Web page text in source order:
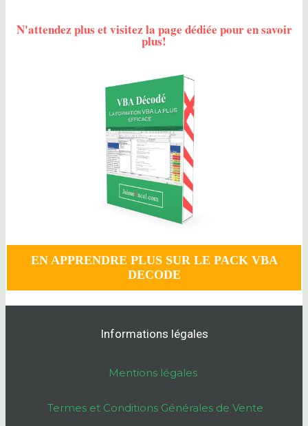
N'attendez plus et visitez la page dédiée pour en savoir
plus!
EN APPRENDRE PLUS SUR LE PACK VBA
DECODE
Informations légales
Mentions légales
Termes et Conditions Générales de Vente